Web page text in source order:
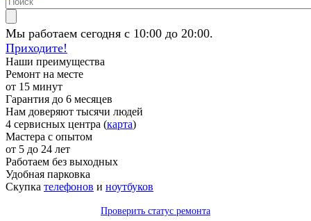
Мы работаем сегодня с 10:00 до 20:00.
Приходите!
Наши преимущества
Ремонт на месте
от 15 минут
Гарантия до 6 месяцев
Нам доверяют тысячи людей
4 сервисных центра (карта)
Мастера с опытом
от 5 до 24 лет
Работаем без выходных
Удобная парковка
Скупка телефонов и ноутбуков
Проверить статус ремонта